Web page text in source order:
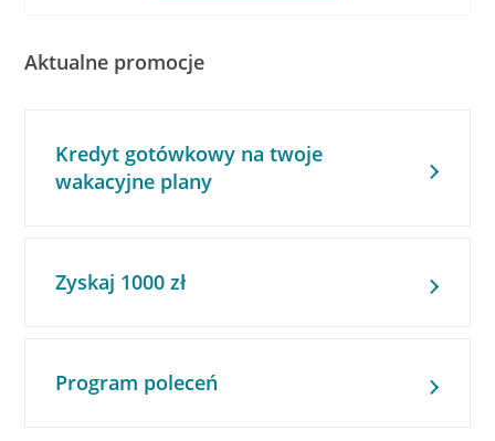
Aktualne promocje
Kredyt gotówkowy na twoje
wakacyjne plany
Zyskaj 1000 zł
Program poleceń